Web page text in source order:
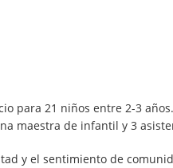
para 21 niños entre 2-3
maestra de infantil y 3
y el sentimiento de